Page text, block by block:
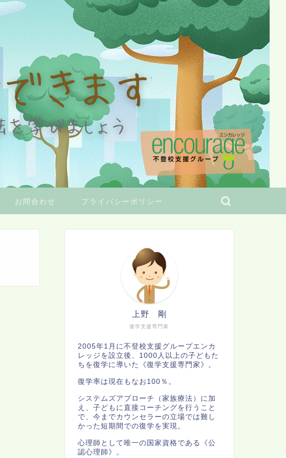
お問合わせ プライバシーポリシー
復学支援専門家
上野 剛
2005年1月に不登校支援グループエンカ
レッジを設立後、1000人以上の子どもた
ちを復学に導いた《復学支援専門家》。
復学率は現在もなお100％。
システムズアプローチ（家族療法）に加
え、子どもに直接コーチングを行うこと
で、今までカウンセラーの立場では難し
かった短期間での復学を実現。
心理師として唯一の国家資格である《公
認心理師》。